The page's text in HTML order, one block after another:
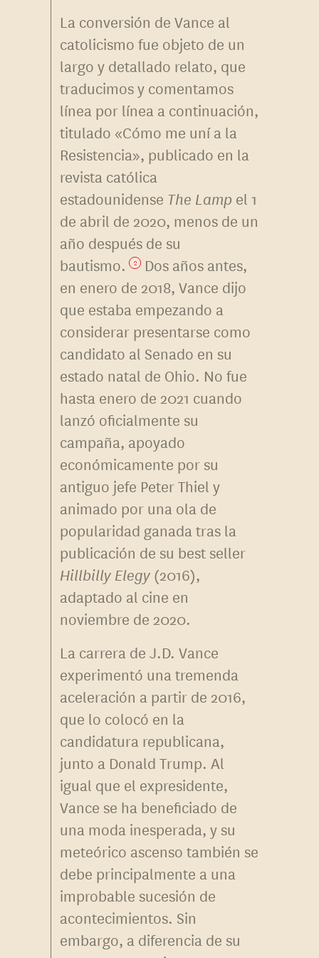
La conversión de Vance al
catolicismo fue objeto de un
largo y detallado relato, que
traducimos y comentamos
línea por línea a continuación,
titulado «Cómo me uní a la
Resistencia», publicado en la
revista católica
estadounidense The Lamp el 1
de abril de 2020, menos de un
año después de su
bautismo. 2
Dos años antes,
en enero de 2018, Vance dijo
que estaba empezando a
considerar presentarse como
candidato al Senado en su
estado natal de Ohio. No fue
hasta enero de 2021 cuando
lanzó oficialmente su
campaña, apoyado
económicamente por su
antiguo jefe Peter Thiel y
animado por una ola de
popularidad ganada tras la
publicación de su best seller
Hillbilly Elegy (2016),
adaptado al cine en
noviembre de 2020.
La carrera de J.D. Vance
experimentó una tremenda
aceleración a partir de 2016,
que lo colocó en la
candidatura republicana,
junto a Donald Trump. Al
igual que el expresidente,
Vance se ha beneficiado de
una moda inesperada, y su
meteórico ascenso también se
debe principalmente a una
improbable sucesión de
acontecimientos. Sin
embargo, a diferencia de su